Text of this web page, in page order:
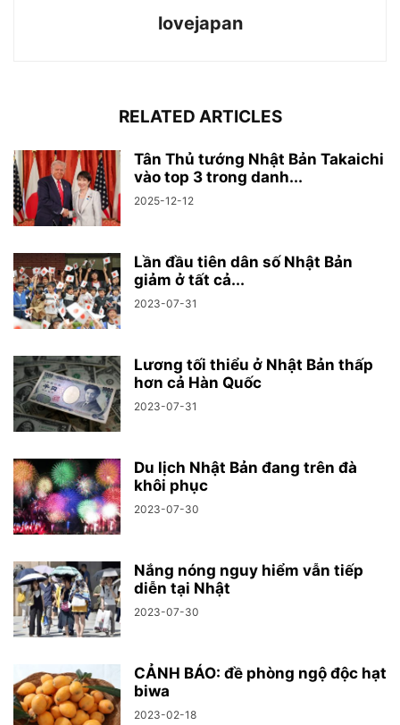
lovejapan
RELATED ARTICLES
Tân Thủ tướng Nhật Bản Takaichi
vào top 3 trong danh...
2025-12-12
Lần đầu tiên dân số Nhật Bản
giảm ở tất cả...
2023-07-31
Lương tối thiểu ở Nhật Bản thấp
hơn cả Hàn Quốc
2023-07-31
Du lịch Nhật Bản đang trên đà
khôi phục
2023-07-30
Nắng nóng nguy hiểm vẫn tiếp
diễn tại Nhật
2023-07-30
CẢNH BÁO: đề phòng ngộ độc hạt
biwa
2023-02-18